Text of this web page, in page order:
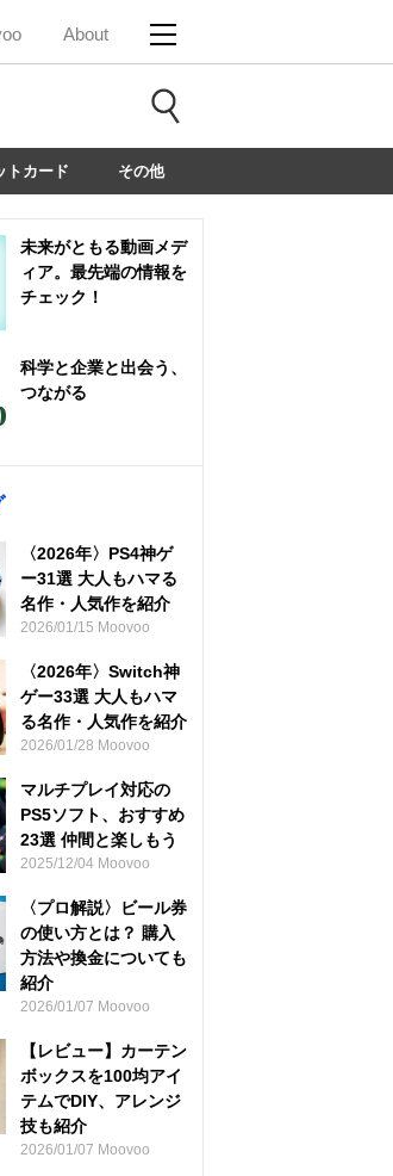
About
トカード その他
未来がともる動画メデ
ィア。最先端の情報を
チェック！
科学と企業と出会う、
つながる
〈2026年〉PS4神ゲ
ー31選 大人もハマる
名作・人気作を紹介
2026/01/15 Moovoo
〈2026年〉Switch神
ゲー33選 大人もハマ
る名作・人気作を紹介
2026/01/28 Moovoo
マルチプレイ対応の
PS5ソフト、おすすめ
23選 仲間と楽しもう
2025/12/04 Moovoo
〈プロ解説〉ビール券
の使い方とは？ 購入
方法や換金についても
紹介
2026/01/07 Moovoo
【レビュー】カーテン
ボックスを100均アイ
テムでDIY、アレンジ
技も紹介
2026/01/07 Moovoo